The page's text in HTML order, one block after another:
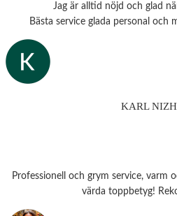
Jag är alltid nöjd och glad
KARL
Professionell och grym service, varm
värda toppbetyg!